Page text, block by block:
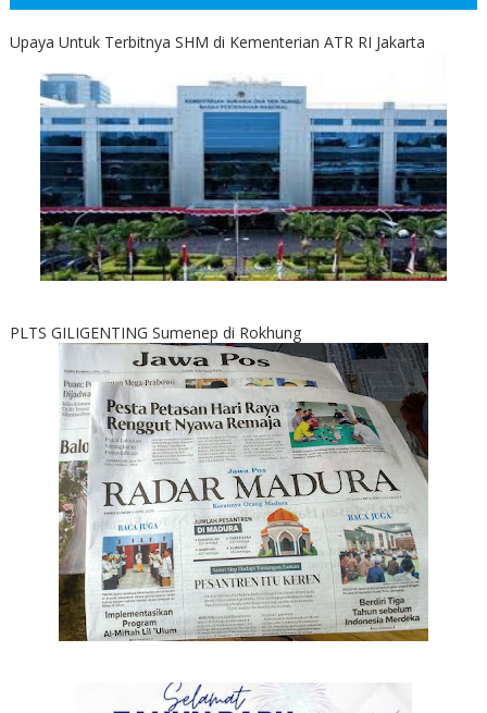
Upaya Untuk Terbitnya SHM di Kementerian ATR RI Jakarta
PLTS GILIGENTING Sumenep di Rokhung